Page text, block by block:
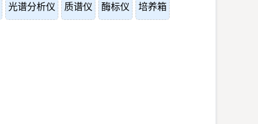
光谱分析仪 质谱仪 酶标仪 培养箱